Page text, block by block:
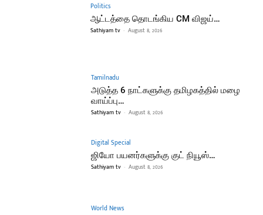
Politics
ஆட்டத்தை தொடங்கிய CM விஜய்…
Sathiyam tv - August 8, 2026
Tamilnadu
அடுத்த 6 நாட்களுக்கு தமிழகத்தில் மழை
வாய்ப்பு…
Sathiyam tv - August 8, 2026
Digital Special
ஜியோ பயனர்களுக்கு குட் நியூஸ்…
Sathiyam tv - August 8, 2026
World News